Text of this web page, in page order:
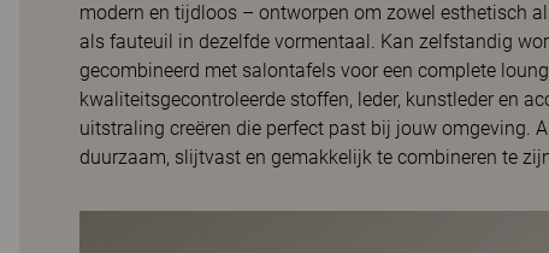
modern en tijdloos – ontworpen om zowel esthetisch
als fauteuil in dezelfde vormentaal. Kan zelfstandig
gecombineerd met salontafels voor een complete
kwaliteitsgecontroleerde stoffen, leder, kunstleder en
uitstraling creëren die perfect past bij jouw omgeving.
duurzaam, slijtvast en gemakkelijk te combineren te